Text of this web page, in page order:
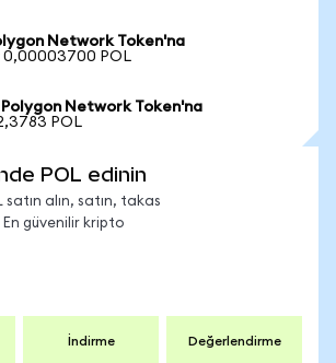
Network Token'na
0,00003700 POL
Network Token'na
POL
POL edinin
alın, satın, takas
güvenilir kripto
İndirme Değerlendirme